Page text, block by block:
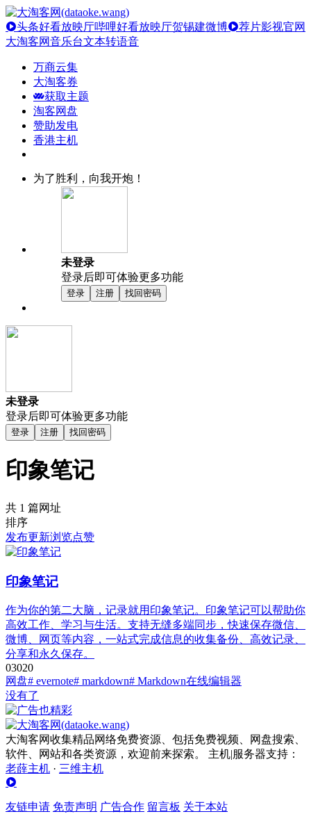
头条好看放映厅哔哩好看放映厅贺锡建微博
荐片影视官网
大淘客网音乐台文本转语音
万商云集
大淘客券
获取主题
淘客网盘
赞助发电
香港主机
为了胜利，向我开炮！
未登录
登录后即可体验更多功能
登录 注册 找回密码
未登录
登录后即可体验更多功能
登录 注册 找回密码
印象笔记
共 1 篇网址
排序
发布更新浏览点赞
印象笔记
作为你的第二大脑，记录就用印象笔记。印象笔记可以帮助你
高效工作、学习与生活。支持无缝多端同步，快速保存微信、
微博、网页等内容，一站式完成信息的收集备份、高效记录、
分享和永久保存。
03020
网盘# evernote# markdown# Markdown在线编辑器
没有了
大淘客网收集精品网络免费资源、包括免费视频、网盘搜索、
软件、网站和各类资源，欢迎前来探索。 主机|服务器支持：
老薛主机 · 三维主机
友链申请 免责声明 广告合作 留言板 关于本站